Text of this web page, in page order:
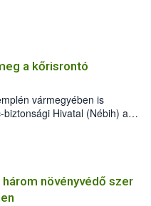
a kőrisrontó
vármegyében is
Hivatal (Nébih) a
planipennis) jelenlétét. A
meg, de már fertőzött
a szlovák
megállítása érdekében.
növényvédő szer